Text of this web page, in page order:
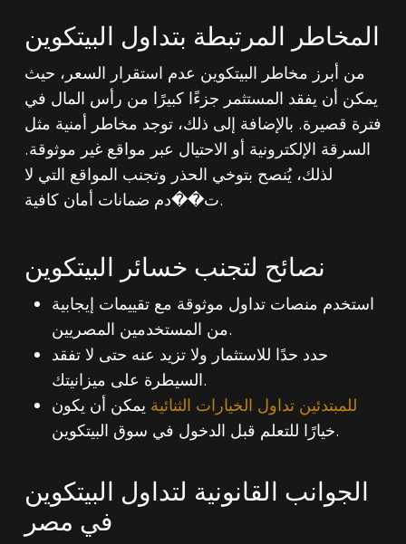
المخاطر المرتبطة بتداول البيتكوين
من أبرز مخاطر البيتكوين عدم استقرار السعر، حيث
يمكن أن يفقد المستثمر جزءًا كبيرًا من رأس المال في
فترة قصيرة. بالإضافة إلى ذلك، توجد مخاطر أمنية مثل
السرقة الإلكترونية أو الاحتيال عبر مواقع غير موثوقة.
لذلك، يُنصح بتوخي الحذر وتجنب المواقع التي لا
ت��دم ضمانات أمان كافية.
نصائح لتجنب خسائر البيتكوين
استخدم منصات تداول موثوقة مع تقييمات إيجابية
من المستخدمين المصريين.
حدد حدًا للاستثمار ولا تزيد عنه حتى لا تفقد
السيطرة على ميزانيتك.
للمبتدئين تداول الخيارات الثنائية يمكن أن يكون
خيارًا للتعلم قبل الدخول في سوق البيتكوين.
الجوانب القانونية لتداول البيتكوين
في مصر